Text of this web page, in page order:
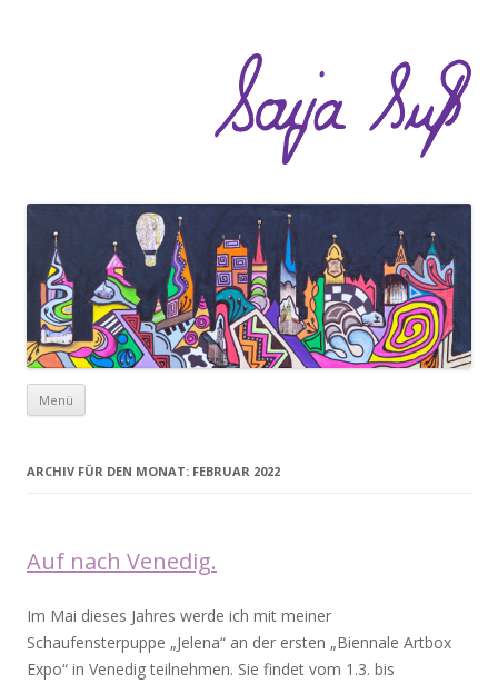
Menü
ARCHIV FÜR DEN MONAT: FEBRUAR 2022
Auf nach Venedig.
Im Mai dieses Jahres werde ich mit meiner
Schaufensterpuppe „Jelena“ an der ersten „Biennale Artbox
Expo“ in Venedig teilnehmen. Sie findet vom 1.3. bis